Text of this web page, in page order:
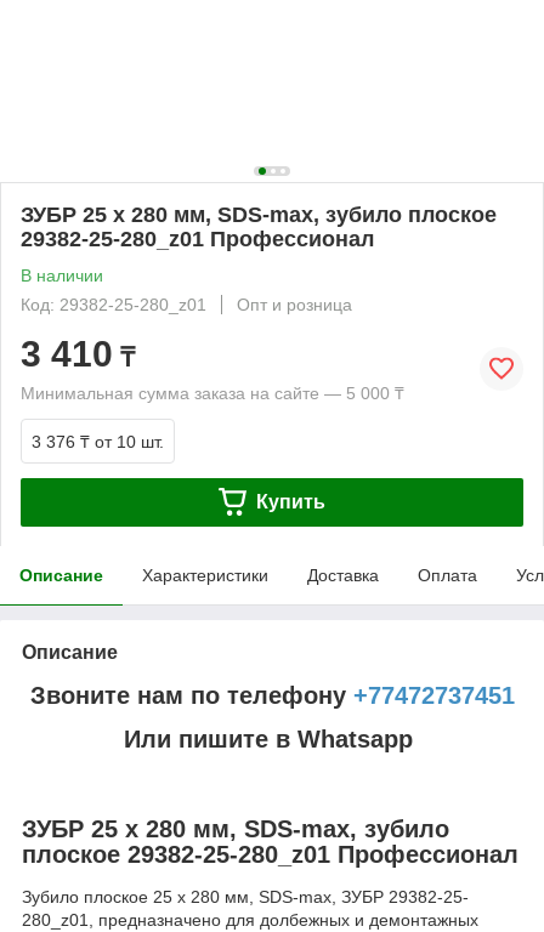
ЗУБР 25 x 280 мм, SDS-max, зубило плоское
29382-25-280_z01 Профессионал
В наличии
Код: 29382-25-280_z01
Опт и розница
3 410 ₸
Минимальная сумма заказа на сайте — 5 000 ₸
3 376 ₸ от 10 шт.
Купить
Описание Характеристики Доставка Оплата
Описание
Звоните нам по телефону +77472737451
Или пишите в Whatsapp
ЗУБР 25 x 280 мм, SDS-max, зубило
плоское 29382-25-280_z01 Профессионал
Зубило плоское 25 x 280 мм, SDS-max, ЗУБР 29382-25-
280_z01, предназначено для долбежных и демонтажных